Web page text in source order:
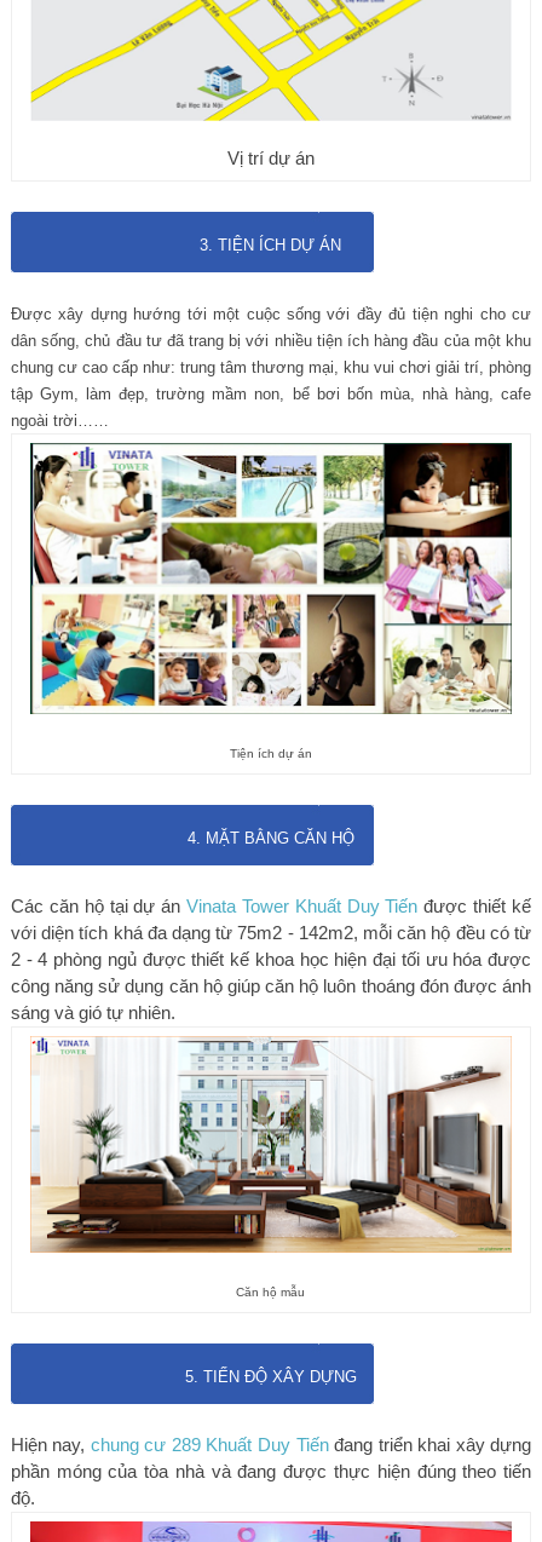
Vị trí dự án
3. TIỆN ÍCH DỰ ÁN
Được xây dựng hướng tới một cuộc sống với đầy đủ tiện nghi cho cư
dân sống, chủ đầu tư đã trang bị với nhiều tiện ích hàng đầu của một khu
chung cư cao cấp như: trung tâm thương mại, khu vui chơi giải trí, phòng
tập Gym, làm đẹp, trường mầm non, bể bơi bốn mùa, nhà hàng, cafe
ngoài trời……
Tiện ích dự án
4. MẶT BẰNG CĂN HỘ
Các căn hộ tại dự ánVinata Tower Khuất Duy Tiến được thiết kế
với diện tích khá đa dạng từ 75m2 - 142m2, mỗi căn hộ đều có từ
2 - 4 phòng ngủ được thiết kế khoa học hiện đại tối ưu hóa được
công năng sử dụng căn hộ giúp căn hộ luôn thoáng đón được ánh
sáng và gió tự nhiên.
Căn hộ mẫu
5. TIẾN ĐỘ XÂY DỰNG
Hiện nay, chung cư 289 Khuất Duy Tiếnđang triển khai xây dựng
phần móng của tòa nhà và đang được thực hiện đúng theo tiến
độ.